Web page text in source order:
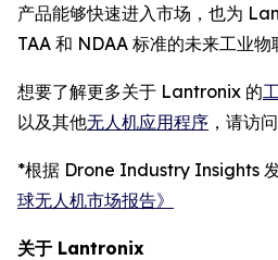
产品能够快速进入市场，也为
TAA 和 NDAA 标准的未来工业物
想要了解更多关于 Lantronix 的
以及其他无人机应用程序 ，请访
*根据 Drone Industry Insights
球无人机市场报告》
关于 Lantronix